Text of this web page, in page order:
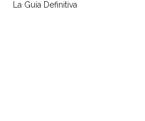
La Guía Definitiva